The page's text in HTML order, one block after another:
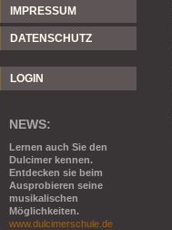
IMPRESSUM
DATENSCHUTZ
LOGIN
NEWS:
Lernen auch Sie den
Dulcimer kennen.
Entdecken sie beim
Ausprobieren seine
musikalischen
Möglichkeiten.
www.dulcimerschule.de